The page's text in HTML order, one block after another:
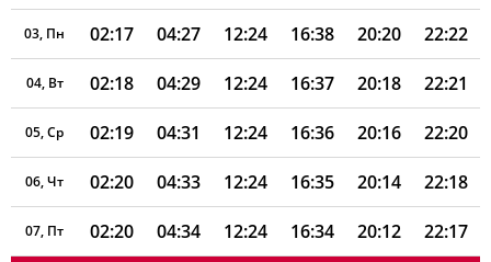
03, Пн 02:17 04:27 12:24 16:38 20:20 22:22
04, Вт 02:18 04:29 12:24 16:37 20:18 22:21
05, Ср 02:19 04:31 12:24 16:36 20:16 22:20
06, Чт 02:20 04:33 12:24 16:35 20:14 22:18
07, Пт 02:20 04:34 12:24 16:34 20:12 22:17